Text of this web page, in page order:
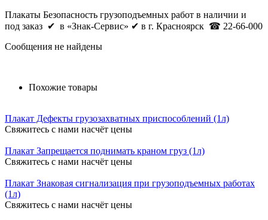
Плакаты Безопасность грузоподъемных работ в наличии и
под заказ ✔ в «Знак-Сервис» ✔ в г. Красноярск ☎ 22-66-000
Сообщения не найдены
Похожие товары
Плакат Дефекты грузозахватных приспособлений (1л)
Свяжитесь с нами насчёт цены
Плакат Запрещается поднимать краном груз (1л)
Свяжитесь с нами насчёт цены
Плакат Знаковая сигнализация при грузоподъемных работах
(1л)
Свяжитесь с нами насчёт цены